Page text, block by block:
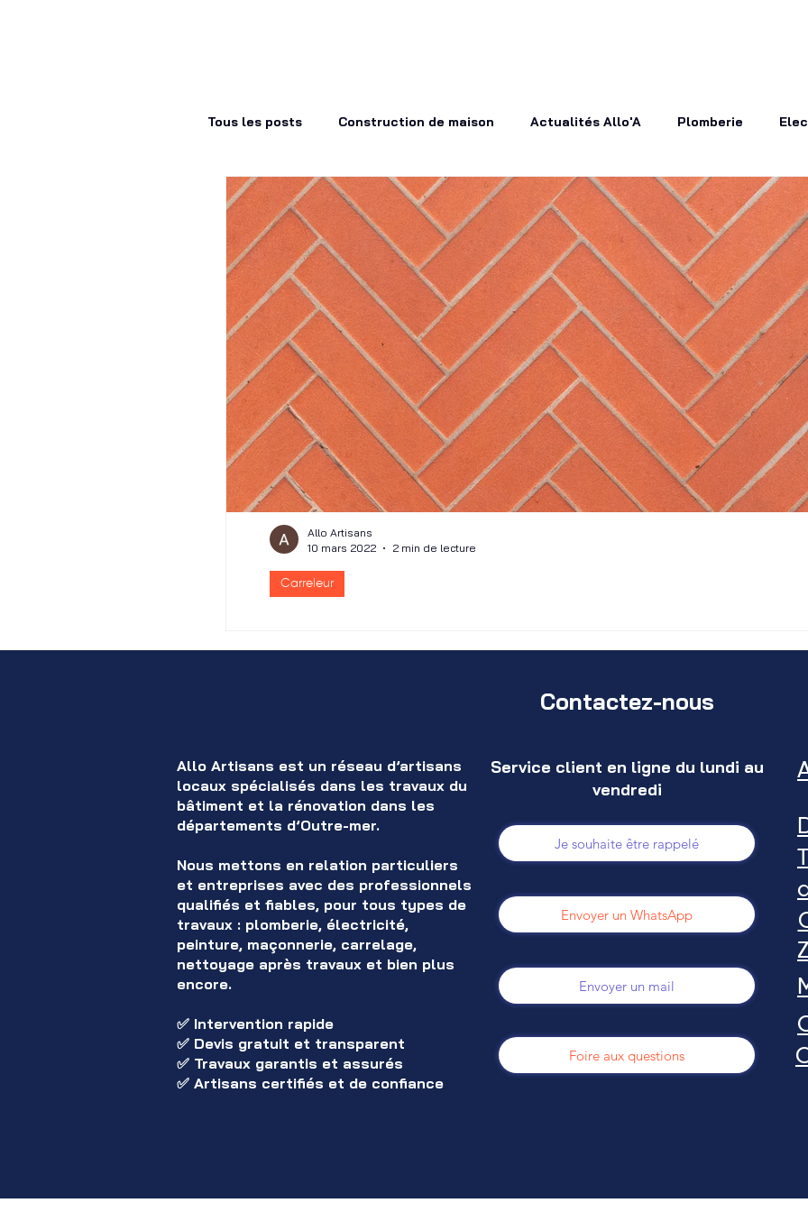
Tous les posts Construction de maison Actualités Allo'A Plomberie
architecture aménagement extérieur charpentier couvreur Actualités
Bricolage économie d'énergie Cuisiniste rénovation Décoration
Le saviez-vous Le guide des prix Portrait artisans Carreleur Clim
Peintre
Salles de bain, cuisine, façades ... le carreleur s’occupe des murs et des sols avec
Carreleur
Allo Artisans
10 mars 2022
2 min de lecture
Contactez-nous
Allo Artisans est un réseau d’artisans
locaux spécialisés dans les travaux du
bâtiment et la rénovation dans les
départements d’Outre-mer.
Nous mettons en relation particuliers
et entreprises avec des professionnels
qualifiés et fiables, pour tous types de
travaux : plomberie, électricité,
peinture, maçonnerie, carrelage,
nettoyage après travaux et bien plus
encore.
✅ Intervention rapide
✅ Devis gratuit et transparent
✅ Travaux garantis et assurés
✅ Artisans certifiés et de confiance
Service client en ligne du lundi au
vendredi
Je souhaite être rappelé
Envoyer un WhatsApp
Envoyer un mail
Foire aux questions